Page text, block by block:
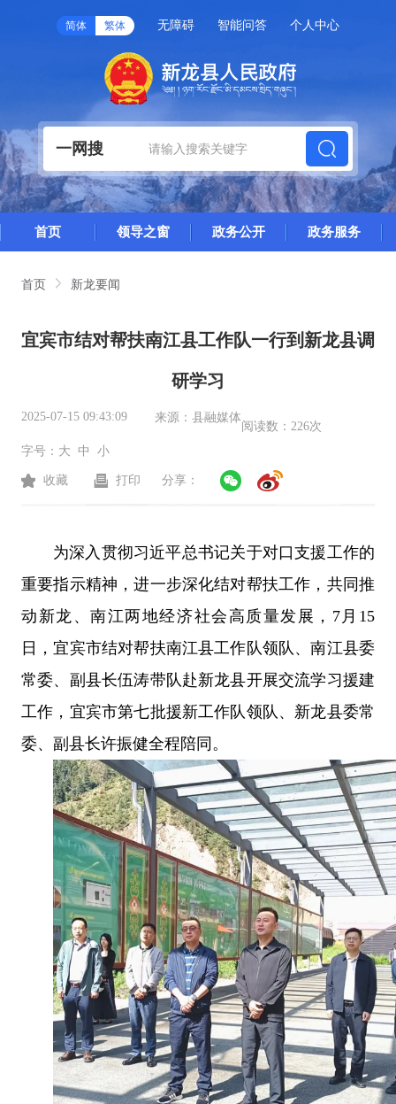
简体 繁体 无障碍 智能问答 个人中心
一网搜
首页 领导之窗 政务公开 政务服务
首页 新龙要闻
宜宾市结对帮扶南江县工作队一行到新龙县调
研学习
2025-07-15 09:43:09 来源： 县融媒体
阅读数： 226次
字号： 大 中 小
收藏 打印 分享：
为深入贯彻习近平总书记关于对口支援工作的
重要指示精神，进一步深化结对帮扶工作，共同推
动新龙、南江两地经济社会高质量发展，7月15
日，宜宾市结对帮扶南江县工作队领队、南江县委
常委、副县长伍涛带队赴新龙县开展交流学习援建
工作，宜宾市第七批援新工作队领队、新龙县委常
委、副县长许振健全程陪同。